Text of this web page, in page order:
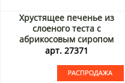
Хрустящее печенье из
слоеного теста c
абрикосовым сиропом
Нанеддин/Nuneddine
Срок до 29.09.2026.
арт. 27371